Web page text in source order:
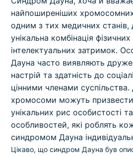
найпоширеніших
одним з тих медичних станів,
унікальна комбінація
інтелектуальних затримок.
Дауна часто виявляють
настрій та здатність до
цінними членами суспільства.
хромосоми можуть
унікальних рис особистості
особливостей, які роблять
синдромом Дауна
Цікаво, що синдром Дауна був